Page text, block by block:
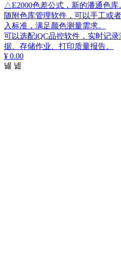
△E2000色差公式，新的潘通色库
随附色库管理软件，可以手工或
入标准，满足颜色测量需求。
可以选配iQC品控软件，实时记录
据、存储作业、打印质量报告。
¥ 0.00
넳 넲